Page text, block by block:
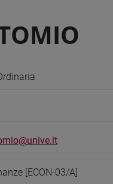
[ECON-03/A]